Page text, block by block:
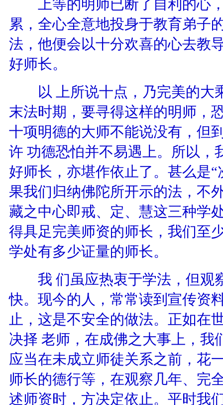
上等的明师已断了自利的心
累，全心全意地投身于教育弟子
法，他便会以十分欢喜的心去教
好师长。
以 上所说十点，乃完美的大
末法时期，要寻得这样的明师，
十项明德的大师不能说没有，但
许 功德恐怕并不易遇上。所以，
好师长，亦堪作依止了。甚么是
果我们归纳佛陀所开示的法，不
藏之中心即戒、定、慧这三种学
得具足完美师资的师长，我们至
学处有多少证量的师长。
我 们虽应热衷于学法，但观
快。现今的人，常常读到宣传资
止，这是不安全的做法。正如在
决择 老师，在成佛之大事上，我
应当在未成立师徒关系之前，花
师长的德行等，在观察几年、完
述师资时，方决定依止。平时我